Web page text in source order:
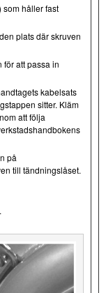
som håller fast
plats där skruven
för att passa in
kabelsats
sitter. Kläm
att följa
på
till tändningslåset.